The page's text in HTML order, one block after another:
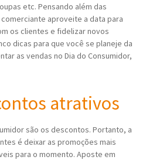
etc. Pensando além das
aproveite a data para
os clientes e fidelizar novos
dicas para que você se planeje da
as vendas no Dia do Consumidor,
atrativos
são os descontos. Portanto, a
é deixar as promoções mais
para o momento. Aposte em